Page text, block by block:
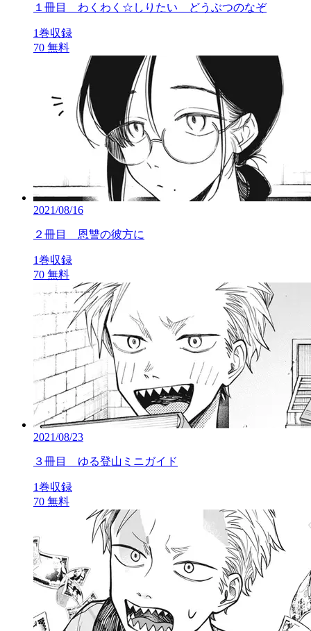
１冊目 わくわく☆しりたい どうぶつのなぞ
1巻収録
70 無料
2021/08/16
２冊目 恩讐の彼方に
1巻収録
70 無料
2021/08/23
３冊目 ゆる登山ミニガイド
1巻収録
70 無料